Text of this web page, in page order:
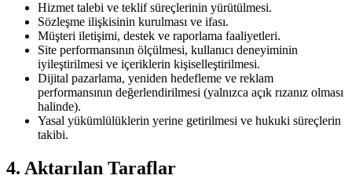
Hizmet talebi ve teklif süreçlerinin yürütülmesi.
Sözleşme ilişkisinin kurulması ve ifası.
Müşteri iletişimi, destek ve raporlama faaliyetleri.
Site performansının ölçülmesi, kullanıcı deneyiminin
iyileştirilmesi ve içeriklerin kişiselleştirilmesi.
Dijital pazarlama, yeniden hedefleme ve reklam
performansının değerlendirilmesi (yalnızca açık rızanız olması
halinde).
Yasal yükümlülüklerin yerine getirilmesi ve hukuki süreçlerin
takibi.
4. Aktarılan Taraflar